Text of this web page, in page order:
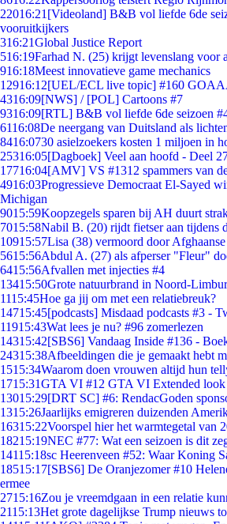
22016:21 [Videoland] B&B vol liefde 6de
vooruitkijkers
316:21Global Justice Report
516:19Farhad N. (25) krijgt levenslang voor
916:18Meest innovatieve game mechanics
12916:12[UEL/ECL live topic] #160
4316:09[NWS] / [POL] Cartoons #7
9316:09[RTL] B&B vol liefde 6de seizoen
6116:08De neergang van Duitsland als
8416:0730 asielzoekers kosten 1 miljoen in
25316:05[Dagboek] Veel aan hoofd - Deel
17716:04[AMV] VS #1312 spammers van
4916:03Progressieve Democraat El-Sayed
Michigan
9015:59Koopzegels sparen bij AH duurt
7015:58Nabil B. (20) rijdt fietser aan tijdens
10915:57Lisa (38) vermoord door
5615:56Abdul A. (27) als afperser "Fleur"
6415:56Afvallen met injecties #4
13415:50Grote natuurbrand in Noord-
1115:45Hoe ga jij om met een relatiebreuk?
14715:45[podcasts] Misdaad podcasts #3 -
11915:43Wat lees je nu? #96 zomerlezen
14315:42[SBS6] Vandaag Inside #136 -
24315:38Afbeeldingen die je gemaakt hebt
1515:34Waarom doen vrouwen altijd hun
1715:31GTA VI #12 GTA VI Extended
13015:29[DRT SC] #6: RendacGoden
1315:26Jaarlijks emigreren duizenden
16315:22Voorspel hier het warmtegetal van
18215:19NEC #77: Wat een seizoen is dit
14115:18sc Heerenveen #52: Waar Koning
18515:17[SBS6] De Oranjezomer #10
ermee
2715:16Zou je vreemdgaan in een relatie
2115:13Het grote dagelijkse Trump nieuws